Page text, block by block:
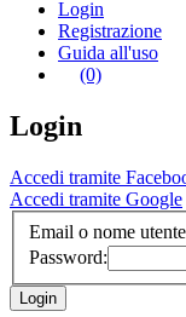
Login
Registrazione
Guida all'uso
(0)
Login
Accedi tramite
Accedi tramite Google
Email o nome
Password: